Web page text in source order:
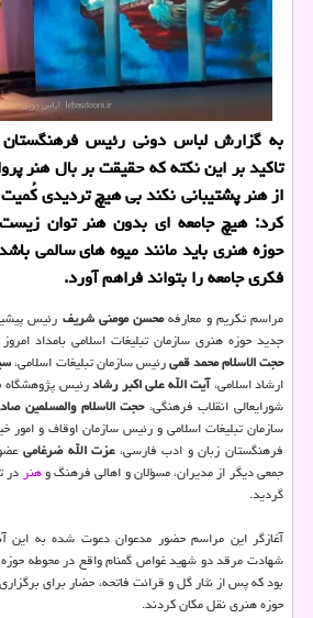
به گزارش لباس دونی رئیس
تاكید بر این نكته كه حقیقت بر بال هنر
از هنر پشتیبانی نكند بی هیچ تردیدی
كرد: هیچ جامعه ای بدون هنر توان
حوزه هنری باید مانند میوه های سالمی
فكری جامعه را بتواند فراهم آورد.
مراسم تکریم و معارفهمحسن مومنی شریف رئیس
جدید حوزه هنری سازمان تبلیغات اسلامی بامداد
حجت الاسلام محمد قمیرئیس سازمان تبلیغات اسلامی،
ارشاد اسلامی،آیت الله علی اکبر رشادرئیس پژوهشگاه
شورایعالی انقلاب فرهنگی،حجت الاسلام والمسلمین
سازمان تبلیغات اسلامی و رئیس سازمان اوقاف و امور
فرهنگستان زبان و ادب فارسی،عزت الله ضرغامی
جمعی دیگر از مدیران، مسؤلان و اهالی فرهنگ وهنر در
گردید.
آغازگر این مراسم حضور مدعوان دعوت شده به این
شهادت مرقد دو شهید غواص گمنام واقع در محوطه حوزه
بود که پس از نثار گل و قرائت فاتحه، حضار برای
حوزه هنری نقل مکان کردند.